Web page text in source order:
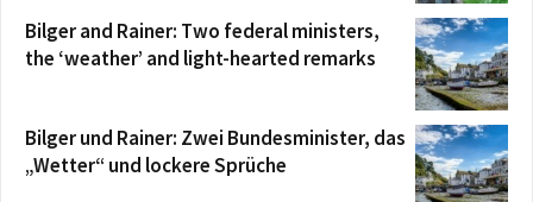
Bilger and Rainer: Two federal ministers,
the ‘weather’ and light-hearted remarks
Bilger und Rainer: Zwei Bundesminister, das
„Wetter“ und lockere Sprüche